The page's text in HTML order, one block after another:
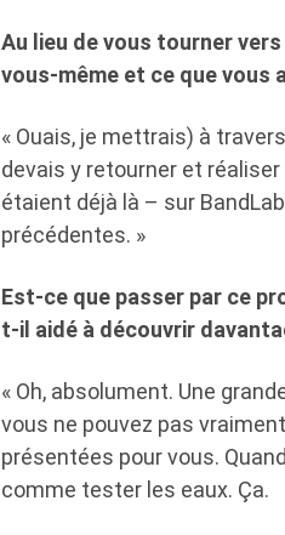
Au lieu de vous tourner
vous-même et ce que vous
« Ouais, je mettrais) à
devais y retourner et
étaient déjà là – sur
précédentes. »
Est-ce que passer par ce
t-il aidé à découvrir
« Oh, absolument. Une
vous ne pouvez pas
présentées pour vous.
comme tester les eaux. Ça.